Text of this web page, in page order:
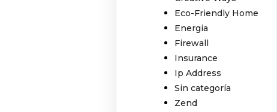
Eco-Friendly Home
Energia
Firewall
Insurance
Ip Address
Sin categoría
Zend